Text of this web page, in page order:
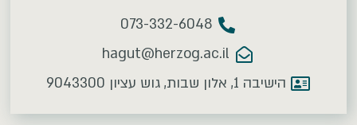
073-332-6048
hagut@herzog.ac.il
הישיבה 1, אלון שבות, גוש עציון 9043300